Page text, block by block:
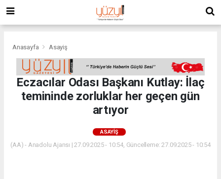
Anasayfa Asayiş
Eczacılar Odası Başkanı Kutlay: İlaç
temininde zorluklar her geçen gün
artıyor
ASAYIŞ
(AA) - Anadolu Ajansı | 27.09.2025 - 10:54, Güncelleme: 27.09.2025 - 10:54